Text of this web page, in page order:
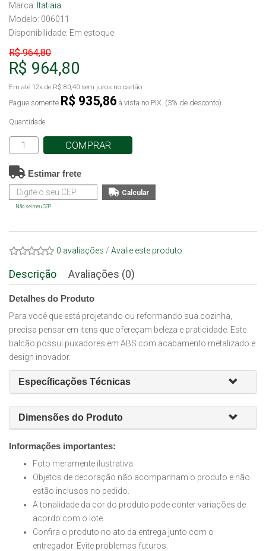
Marca: Itatiaia
Modelo: 006011
Disponibilidade: Em estoque
R$ 964,80
R$ 964,80
Em até 12x de R$ 80,40 sem juros no cartão
Pague somente R$ 935,86 à vista no PIX. (3% de desconto)
Quantidade
COMPRAR
Estimar frete
Não sei meu CEP
0 avaliações / Avalie este produto
Descrição Avaliações (0)
Detalhes do Produto
Para você que está projetando ou reformando sua cozinha,
precisa pensar em itens que ofereçam beleza e praticidade. Este
balcão possui puxadores em ABS com acabamento metalizado e
design inovador.
Específicações Técnicas
Dimensões do Produto
Informações importantes:
Foto meramente ilustrativa.
Objetos de decoração não acompanham o produto e não
estão inclusos no pedido.
A tonalidade da cor do produto pode conter variações de
acordo com o lote.
Confira o produto no ato da entrega junto com o
entregador. Evite problemas futuros.